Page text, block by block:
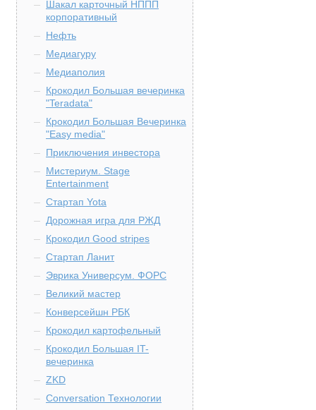
Шакал карточный НППП
корпоративный
Нефть
Медиагуру
Медиаполия
Крокодил Большая вечеринка
"Teradata"
Крокодил Большая Вечеринка
"Easy media"
Приключения инвестора
Мистериум. Stage
Entertainment
Стартап Yota
Дорожная игра для РЖД
Крокодил Good stripes
Стартап Ланит
Эврика Универсум. ФОРС
Великий мастер
Конверсейшн РБК
Крокодил картофельный
Крокодил Большая IT-
вечеринка
ZKD
Conversation Технологии